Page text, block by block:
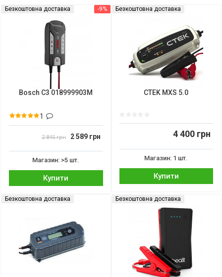
-9%
Безкоштовна доставка
Bosch C3 018999903M
1
2 845 грн 2 589 грн
Магазин: >5 шт.
Купити
Безкоштовна доставка
CTEK MXS 5.0
4 400 грн
Магазин: 1 шт.
Купити
Безкоштовна доставка Безкоштовна доставка